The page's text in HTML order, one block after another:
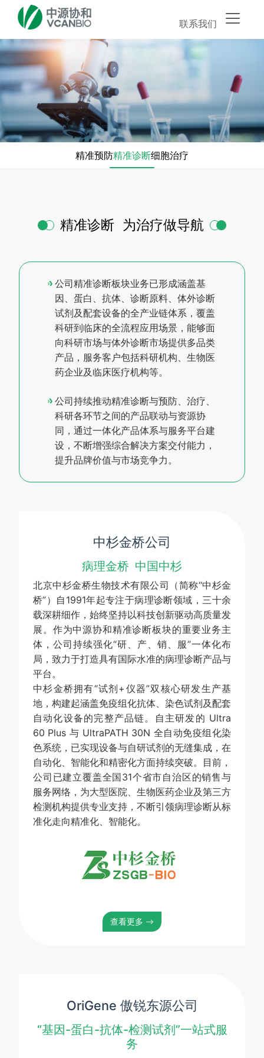
联系我们
精准预防精准诊断细胞治疗
精准诊断 为治疗做导航
公司精准诊断板块业务已形成涵盖基
因、蛋白、抗体、诊断原料、体外诊断
试剂及配套设备的全产业链体系，覆盖
科研到临床的全流程应用场景，能够面
向科研市场与体外诊断市场提供多品类
产品，服务客户包括科研机构、生物医
药企业及临床医疗机构等。
公司持续推动精准诊断与预防、治疗、
科研各环节之间的产品联动与资源协
同，通过一体化产品体系与服务平台建
设，不断增强综合解决方案交付能力，
提升品牌价值与市场竞争力。
中杉金桥公司
病理金桥 中国中杉
北京中杉金桥生物技术有限公司（简称“中杉金
桥”）自1991年起专注于病理诊断领域，三十余
载深耕细作，始终坚持以科技创新驱动高质量发
展。作为中源协和精准诊断板块的重要业务主
体，公司持续强化“研、产、销、服”一体化布
局，致力于打造具有国际水准的病理诊断产品与
平台。
中杉金桥拥有“试剂+仪器”双核心研发生产基
地，构建起涵盖免疫组化抗体、染色试剂及配套
自动化设备的完整产品链。自主研发的 Ultra
60 Plus 与 UltraPATH 30N 全自动免疫组化染
色系统，已实现设备与自研试剂的无缝集成，在
自动化、智能化和精密化方面持续突破。目前，
公司已建立覆盖全国31个省市自治区的销售与
服务网络，为大型医院、生物医药企业及第三方
检测机构提供专业支持，不断引领病理诊断从标
准化走向精准化、智能化。
查看更多
OriGene 傲锐东源公司
“基因-蛋白-抗体-检测试剂”一站式服
务